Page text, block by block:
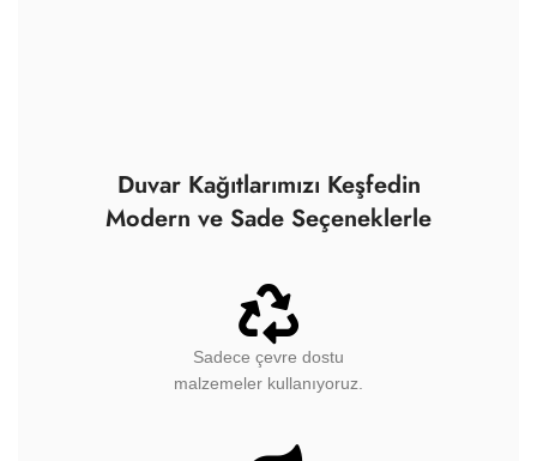
Duvar Kağıtlarımızı Keşfedin
Modern ve Sade Seçeneklerle
Sadece çevre dostu
malzemeler kullanıyoruz.